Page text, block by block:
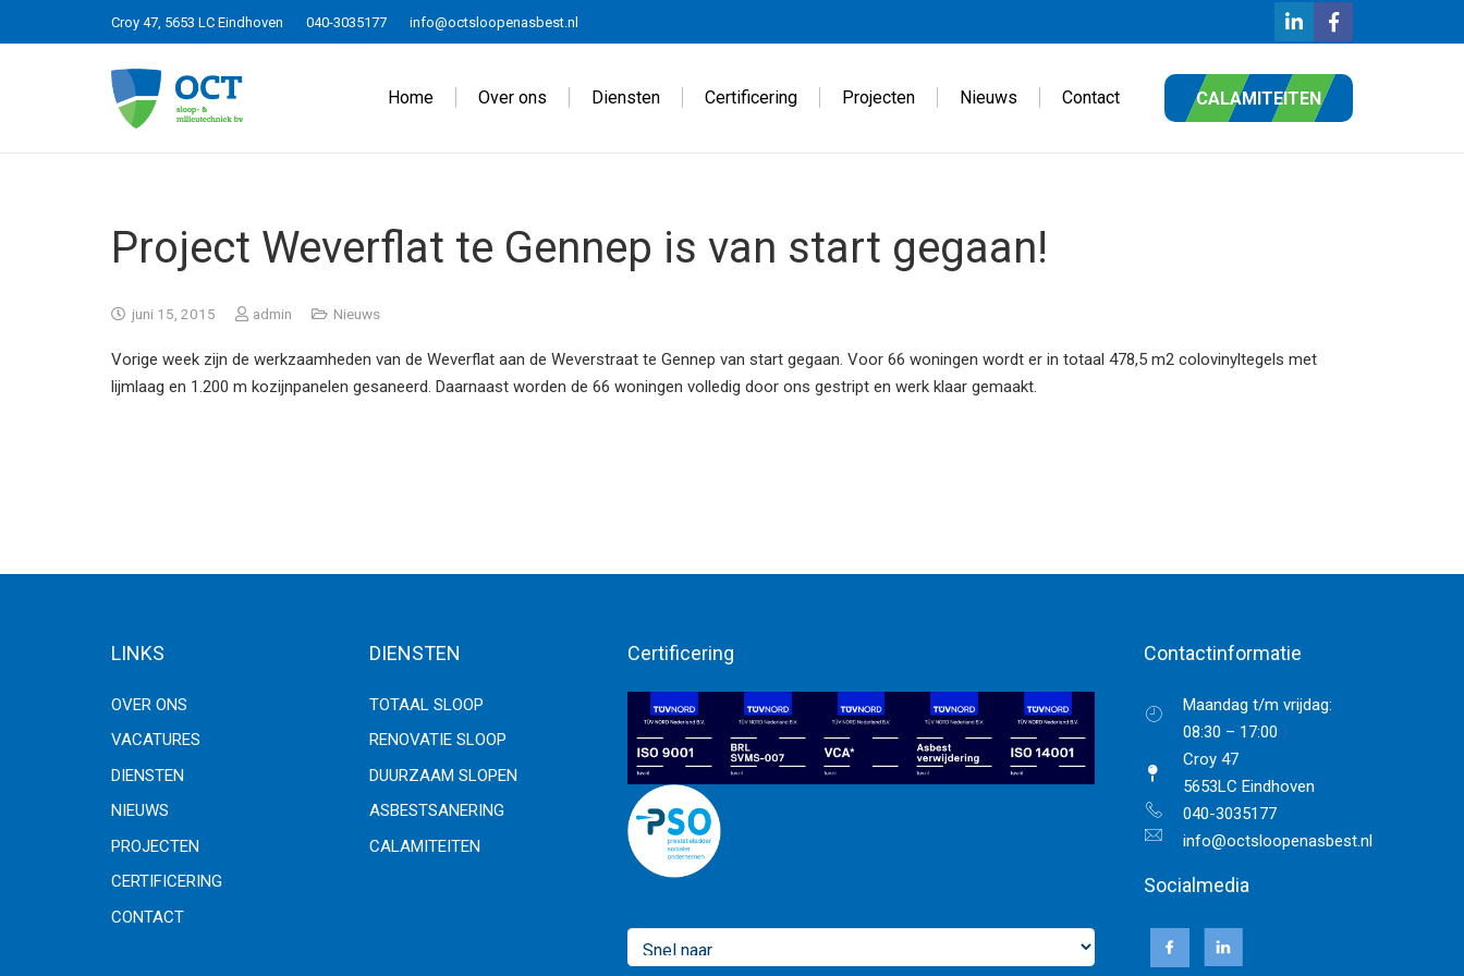
Croy 47, 5653 LC Eindhoven 040-3035177 info@octsloopenasbest.nl
Home Over ons Diensten Certificering Projecten Nieuws Contact CALAMITEITEN
Project Weverflat te Gennep is van start gegaan!
juni 15, 2015 admin Nieuws
Vorige week zijn de werkzaamheden van de Weverflat aan de Weverstraat te Gennep van start gegaan. Voor 66 woningen wordt er in totaal 478,5 m2 colovinyltegels met
lijmlaag en 1.200 m kozijnpanelen gesaneerd. Daarnaast worden de 66 woningen volledig door ons gestript en werk klaar gemaakt.
LINKS
OVER ONS
VACATURES
DIENSTEN
NIEUWS
PROJECTEN
CERTIFICERING
CONTACT
DIENSTEN
TOTAAL SLOOP
RENOVATIE SLOOP
DUURZAAM SLOPEN
ASBESTSANERING
CALAMITEITEN
Certificering Contactinformatie
Maandag t/m vrijdag:
08:30 – 17:00
Croy 47
5653LC Eindhoven
040-3035177
info@octsloopenasbest.nl
Socialmedia